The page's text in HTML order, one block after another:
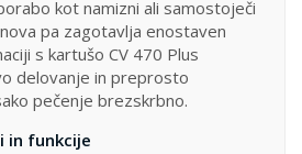
kot namizni ali samostoječi
pa zagotavlja enostaven
s kartušo CV 470 Plus
delovanje in preprosto
pečenje brezskrbno.
in funkcije